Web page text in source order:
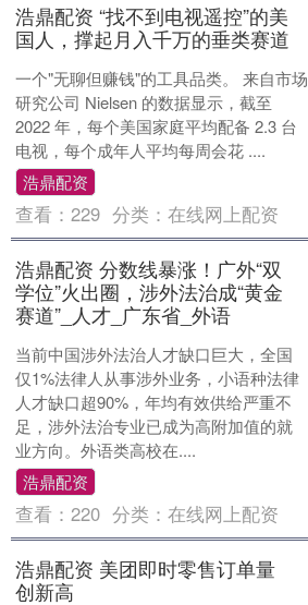
浩鼎配资 “找不到电视遥控”的美
国人，撑起月入千万的垂类赛道
一个"无聊但赚钱"的工具品类。 来自市场
研究公司 Nielsen 的数据显示，截至
2022 年，每个美国家庭平均配备 2.3 台
电视，每个成年人平均每周会花 ....
浩鼎配资
查看：229 分类：在线网上配资
浩鼎配资 分数线暴涨！广外“双
学位”火出圈，涉外法治成“黄金
赛道”_人才_广东省_外语
当前中国涉外法治人才缺口巨大，全国
仅1%法律人从事涉外业务，小语种法律
人才缺口超90%，年均有效供给严重不
足，涉外法治专业已成为高附加值的就
业方向。外语类高校在....
浩鼎配资
查看：220 分类：在线网上配资
浩鼎配资 美团即时零售订单量
创新高